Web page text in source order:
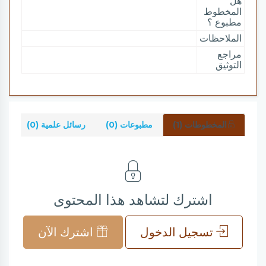
المخطوط
مطبوع ؟
الملاحظات
مراجع
التوثيق
المخطوطات (1) مطبوعات (0) رسائل علمية (0)
اشترك لتشاهد هذا المحتوى
تسجيل الدخول اشترك الآن